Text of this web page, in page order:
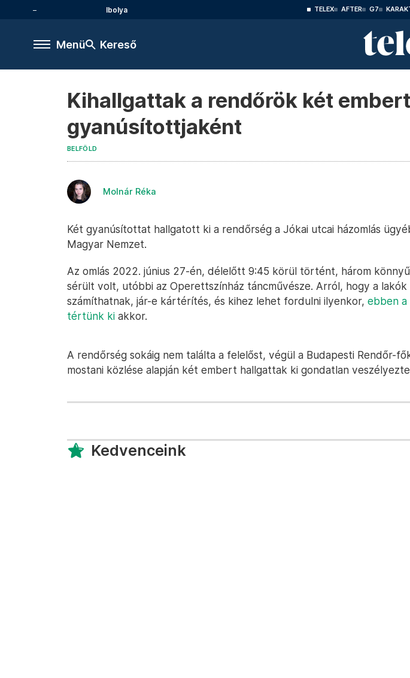
Ibolya TELEX AFTER G7
Menü Kereső
Kihallgattak a rendőrök két
gyanúsítottjaként
BELFÖLD
Molnár Réka
Két gyanúsítottat hallgatott ki a rendőrség a Jókai utcai házomlás
Magyar Nemzet.
Az omlás 2022. június 27-én, délelőtt 9:45 körül történt, három
sérült volt, utóbbi az Operettszínház táncművésze. Arról, hogy a lakók
számíthatnak, jár-e kártérítés, és kihez lehet fordulni ilyenkor, ebben
tértünk ki akkor.
A rendőrség sokáig nem találta a felelőst, végül a Budapesti Rendőr-
mostani közlése alapján két embert hallgattak ki gondatlan
Kedvenceink